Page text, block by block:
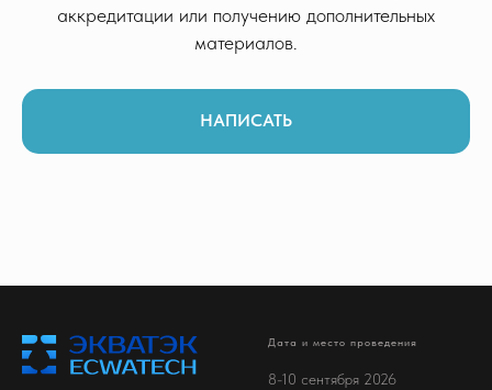
аккредитации или получению дополнительных
материалов.
НАПИСАТЬ
Дата и место проведения
8-10 сентября 2026